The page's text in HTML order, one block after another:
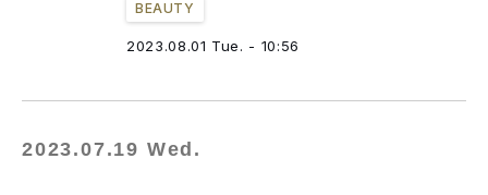
BEAUTY
2023.08.01 Tue. - 10:56
2023.07.19 Wed.